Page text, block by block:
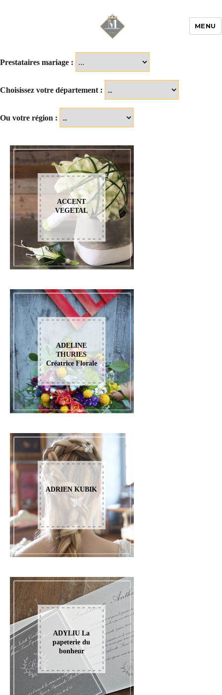
MENU
Prestataires mariage :
Choisissez votre département :
Ou votre région :
ACCENT
VEGETAL
ADELINE
THURIES
Créatrice Florale
ADRIEN KUBIK
ADYLIU La
papeterie du
bonheur